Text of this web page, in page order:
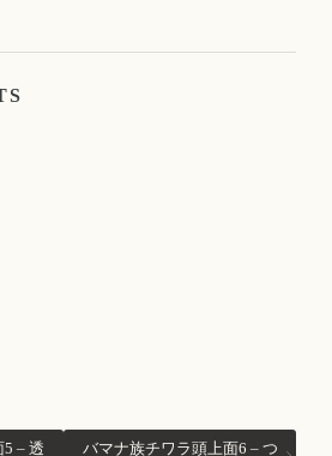
– 透
バマナ族チワラ頭上面6 – つ